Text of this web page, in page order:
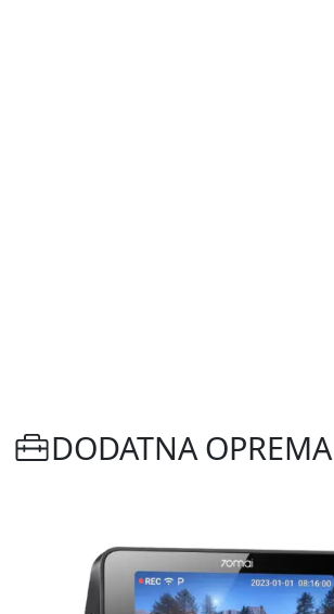
DODATNA OPREMA